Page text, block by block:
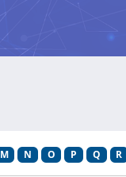
M N O P Q R